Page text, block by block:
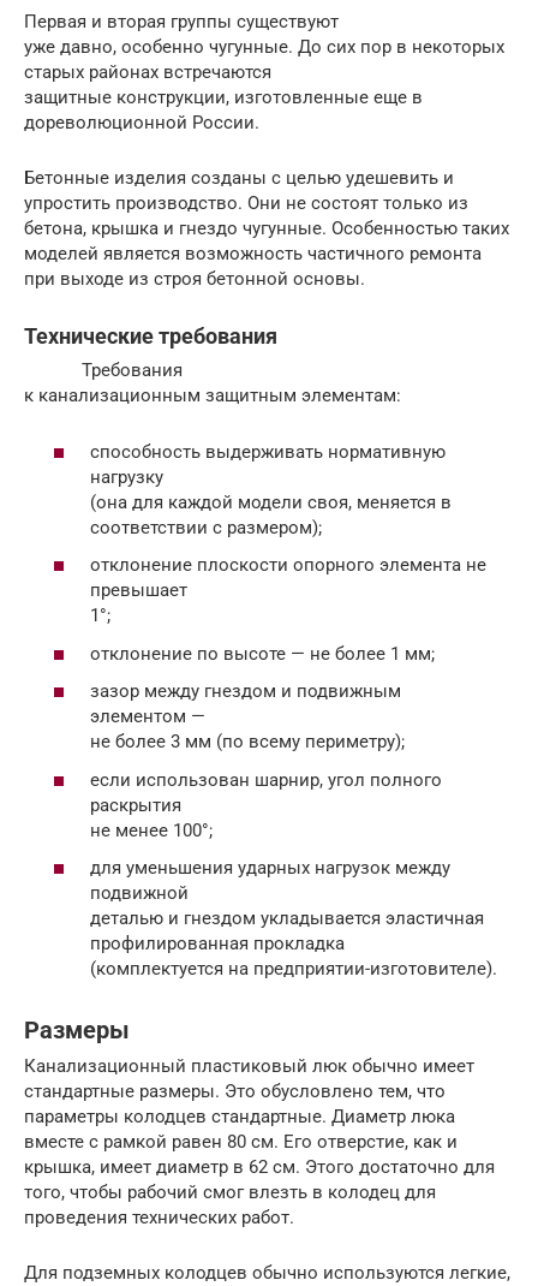
Первая и вторая группы существуют
уже давно, особенно чугунные. До сих пор в некоторых
старых районах встречаются
защитные конструкции, изготовленные еще в
дореволюционной России.
Бетонные изделия созданы с целью удешевить и
упростить производство. Они не состоят только из
бетона, крышка и гнездо чугунные. Особенностью таких
моделей является возможность частичного ремонта
при выходе из строя бетонной основы.
Технические требования
Требования
к канализационным защитным элементам:
способность выдерживать нормативную
нагрузку
(она для каждой модели своя, меняется в
соответствии с размером);
отклонение плоскости опорного элемента не
превышает
1°;
отклонение по высоте — не более 1 мм;
зазор между гнездом и подвижным
элементом —
не более 3 мм (по всему периметру);
если использован шарнир, угол полного
раскрытия
не менее 100°;
для уменьшения ударных нагрузок между
подвижной
деталью и гнездом укладывается эластичная
профилированная прокладка
(комплектуется на предприятии-изготовителе).
Размеры
Канализационный пластиковый люк обычно имеет
стандартные размеры. Это обусловлено тем, что
параметры колодцев стандартные. Диаметр люка
вместе с рамкой равен 80 см. Его отверстие, как и
крышка, имеет диаметр в 62 см. Этого достаточно для
того, чтобы рабочий смог влезть в колодец для
проведения технических работ.
Для подземных колодцев обычно используются легкие,